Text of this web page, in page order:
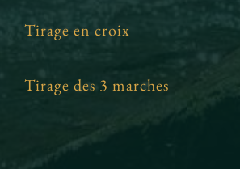
Tirage en croix
Tirage des 3 marches